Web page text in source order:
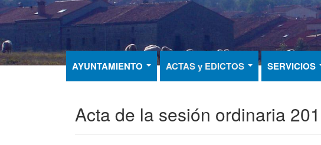
AYUNTAMIENTO ACTAS y EDICTOS SERVICIOS
Acta de la sesión ordinaria